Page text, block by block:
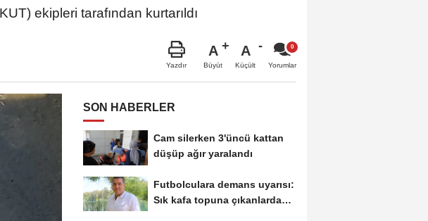
ekipleri tarafından kurtarıldı
Yazdır
A
Büyüt
A
Küçült Yorumlar
SON HABERLER
Cam silerken 3'üncü kattan
düşüp ağır yaralandı
Futbolculara demans uyarısı:
Sık kafa topuna çıkanlarda